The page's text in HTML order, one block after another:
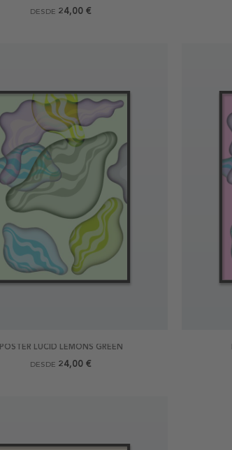
DESDE 24,00 €
POSTER LUCID LEMONS GREEN
DESDE 24,00 €